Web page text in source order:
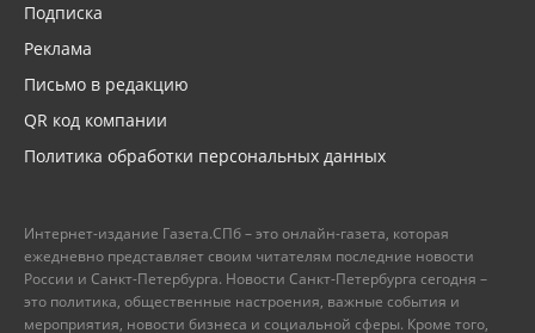
Подписка
Реклама
Письмо в редакцию
QR код компании
Политика обработки персональных данных
Интернет-издание Газета.СПб – это онлайн-газета, которая
ежедневно представляет своим читателям последние новости
России и Санкт-Петербурга. Новости Санкт-Петербурга сегодня –
это политика, общественные настроения, важные события и
мероприятия, новости бизнеса и социальной сферы. Кроме того,